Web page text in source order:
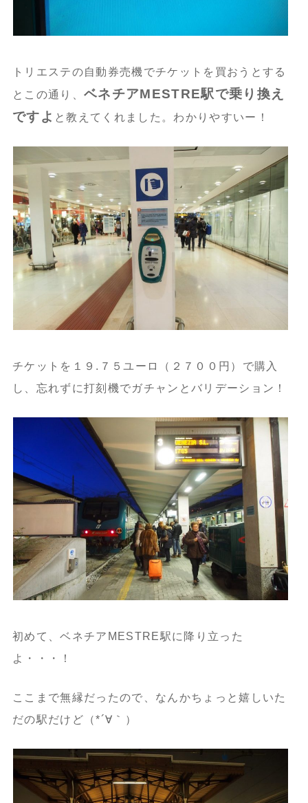
トリエステの自動券売機でチケットを買おうとする
とこの通り、 ベネチアMESTRE駅で乗り換え
ですよ と教えてくれました。わかりやすいー！
チケットを１９.７５ユーロ（２７００円）で購入
し、忘れずに打刻機でガチャンとバリデーション！
初めて、ベネチアMESTRE駅に降り立った
よ・・・！
ここまで無縁だったので、なんかちょっと嬉しいた
だの駅だけど（*´∀｀）